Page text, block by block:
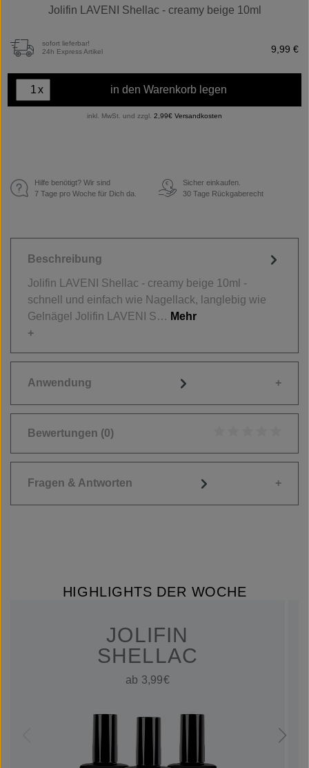
Jolifin LAVENI Shellac - creamy beige 10ml
sofort lieferbar!
24h Express Artikel
9,99 €
x in den Warenkorb legen
inkl. MwSt. und zzgl. 2,99€ Versandkosten
Hilfe benötigt? Wir sind
7 Tage pro Woche für Dich da.
€
Sicher einkaufen.
30 Tage Rückgaberecht
Beschreibung
Jolifin LAVENI Shellac - creamy beige 10ml -
schnell und einfach wie Nagellack, langlebig wie
Gelnägel Jolifin LAVENI S… Mehr
Anwendung
Bewertungen (0)
Fragen & Antworten
HIGHLIGHTS DER WOCHE
JOLIFIN
SHELLAC
ab 3,99€